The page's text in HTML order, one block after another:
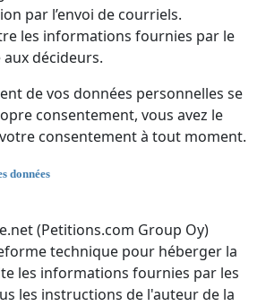
par l’envoi de courriels.
les informations fournies par le
décideurs.
de vos données personnelles se
consentement, vous avez le
consentement à tout moment.
données
(Petitions.com Group Oy)
technique pour héberger la
les informations fournies par les
les instructions de l'auteur de la